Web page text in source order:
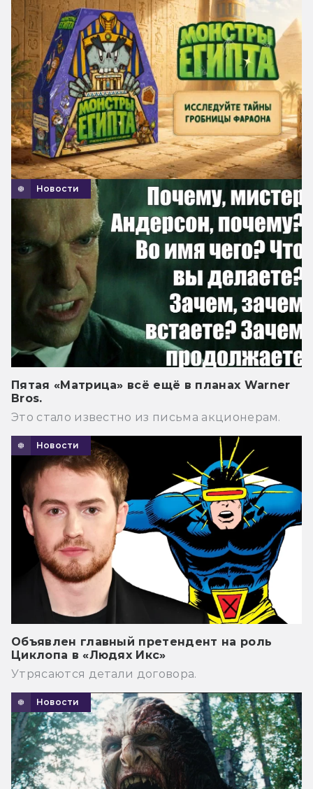
Новости
Пятая «Матрица» всё ещё в планах Warner
Bros.
Это стало известно из письма акционерам.
Новости
Объявлен главный претендент на роль
Циклопа в «Людях Икс»
Утрясаются детали договора.
Новости